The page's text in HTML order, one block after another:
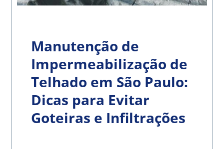
Manutenção de
Impermeabilização de
Telhado em São Paulo:
Dicas para Evitar
Goteiras e Infiltrações